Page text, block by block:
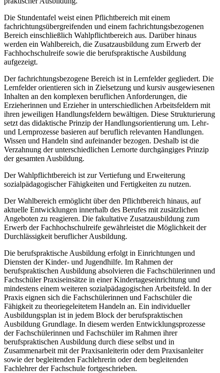
Die Stundentafel weist einen Pflichtbereich mit einem
fachrichtungsübergreifenden und einem fachrichtungsbezogenen
Bereich einschließlich Wahlpflichtbereich aus. Darüber hinaus
werden ein Wahlbereich, die Zusatzausbildung zum Erwerb der
Fachhochschulreife sowie die berufspraktische Ausbildung
aufgezeigt.
Der fachrichtungsbezogene Bereich ist in Lernfelder gegliedert. Die
Lernfelder orientieren sich in Zielsetzung und kursiv ausgewiesenen
Inhalten an den komplexen beruflichen Anforderungen, die
Erzieherinnen und Erzieher in unterschiedlichen Arbeitsfeldern mit
ihren jeweiligen Handlungsfeldern bewältigen. Diese Strukturierung
setzt das didaktische Prinzip der Handlungsorientierung um. Lehr-
und Lernprozesse basieren auf beruflich relevanten Handlungen.
Wissen und Handeln sind aufeinander bezogen. Deshalb ist die
Verzahnung der unterschiedlichen Lernorte durchgängiges Prinzip
der gesamten Ausbildung.
Der Wahlpflichtbereich ist zur Vertiefung und Erweiterung
sozialpädagogischer Fähigkeiten und Fertigkeiten zu nutzen.
Der Wahlbereich ermöglicht über den Pflichtbereich hinaus, auf
aktuelle Entwicklungen innerhalb des Berufes mit zusätzlichen
Angeboten zu reagieren. Die fakultative Zusatzausbildung zum
Erwerb der Fachhochschulreife gewährleistet die Möglichkeit der
Durchlässigkeit beruflicher Ausbildung.
Die berufspraktische Ausbildung erfolgt in Einrichtungen und
Diensten der Kinder- und Jugendhilfe. Im Rahmen der
berufspraktischen Ausbildung absolvieren die Fachschülerinnen und
Fachschüler Praxiseinsätze in einer Kindertageseinrichtung und
mindestens einem weiteren sozialpädagogischen Arbeitsfeld. In der
Praxis eignen sich die Fachschülerinnen und Fachschüler die
Fähigkeit zu theoriegeleitetem Handeln an. Ein individueller
Ausbildungsplan ist in jedem Block der berufspraktischen
Ausbildung Grundlage. In diesem werden Entwicklungsprozesse
der Fachschülerinnen und Fachschüler im Rahmen ihrer
berufspraktischen Ausbildung durch diese selbst und in
Zusammenarbeit mit der Praxisanleiterin oder dem Praxisanleiter
sowie der begleitenden Fachlehrerin oder dem begleitenden
Fachlehrer der Fachschule fortgeschrieben.